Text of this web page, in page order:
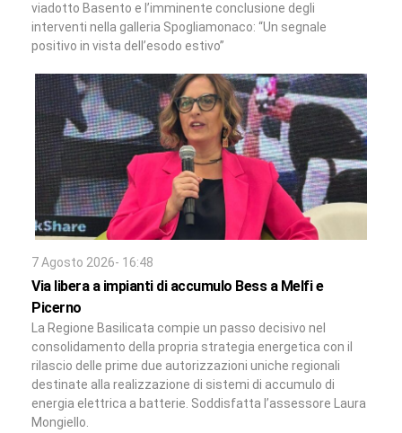
viadotto Basento e l’imminente conclusione degli
interventi nella galleria Spogliamonaco: “Un segnale
positivo in vista dell’esodo estivo”
7 Agosto 2026- 16:48
Via libera a impianti di accumulo Bess a Melfi e
Picerno
La Regione Basilicata compie un passo decisivo nel
consolidamento della propria strategia energetica con il
rilascio delle prime due autorizzazioni uniche regionali
destinate alla realizzazione di sistemi di accumulo di
energia elettrica a batterie. Soddisfatta l’assessore Laura
Mongiello.